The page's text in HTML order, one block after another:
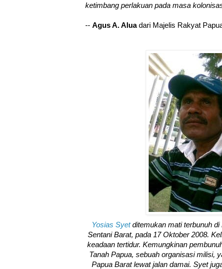
ketimbang perlakuan pada masa
-- Agus A. Aluadari Majelis Rakyat
Yosias Syetditemukan mati terbunuh
Sentani Barat, pada 17 Oktober 2008.
keadaan tertidur. Kemungkinan
Tanah Papua, sebuah organisasi milisi,
Papua Barat lewat jalan damai. Syet